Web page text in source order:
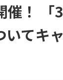
！ 「
てキ